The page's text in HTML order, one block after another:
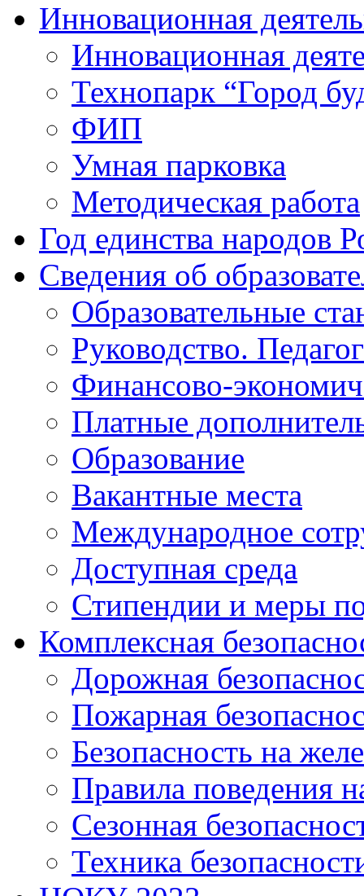
Инновационная
Инновационная
Технопарк “Город
ФИП
Умная парковка
Методическая работа
Год единства народов
Сведения об
Образовательные
Руководство.
Финансово-
Платные
Образование
Вакантные места
Международное
Доступная среда
Стипендии и меры
Комплексная
Дорожная
Пожарная
Безопасность на
Правила поведения
Сезонная
Техника